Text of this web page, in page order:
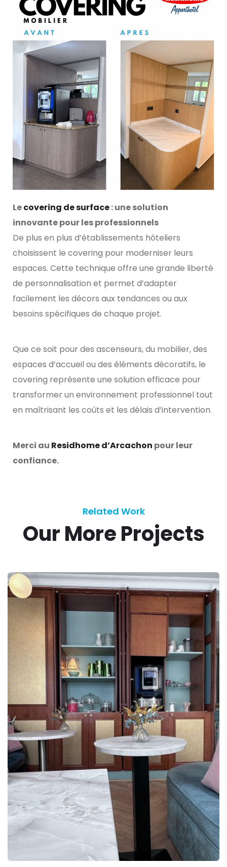
Lecovering de surface: une solution
innovante pour les professionnels
De plus en plus d’établissements hôteliers
choisissent le covering pour moderniser leurs
espaces. Cette technique offre une grande liberté
de personnalisation et permet d’adapter
facilement les décors aux tendances ou aux
besoins spécifiques de chaque projet.
Que ce soit pour des ascenseurs, du mobilier, des
espaces d’accueil ou des éléments décoratifs, le
covering représente une solution efficace pour
transformer un environnement professionnel tout
en maîtrisant les coûts et les délais d’intervention.
Merci au Residhome d’Arcachon pour leur
confiance.
Related Work
Our More Projects